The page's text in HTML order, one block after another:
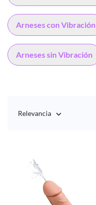
Arneses con Vibración
Arneses sin Vibración
Relevancia 